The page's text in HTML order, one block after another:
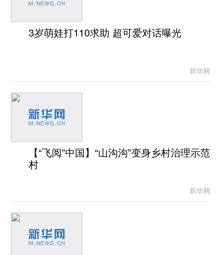
3岁萌娃打110求助 超可爱对话曝光
新华网
【“飞阅”中国】“山沟沟”变身乡村治理示范
村
新华网